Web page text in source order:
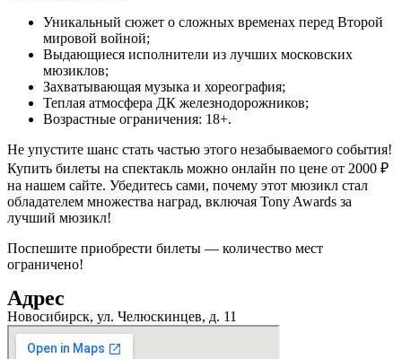
Уникальный сюжет о сложных временах перед Второй
мировой войной;
Выдающиеся исполнители из лучших московских
мюзиклов;
Захватывающая музыка и хореография;
Теплая атмосфера ДК железнодорожников;
Возрастные ограничения: 18+.
Не упустите шанс стать частью этого незабываемого события!
Купить билеты на спектакль можно онлайн по цене от 2000 ₽
на нашем сайте. Убедитесь сами, почему этот мюзикл стал
обладателем множества наград, включая Tony Awards за
лучший мюзикл!
Поспешите приобрести билеты — количество мест
ограничено!
Адрес
Новосибирск, ул. Челюскинцев, д. 11